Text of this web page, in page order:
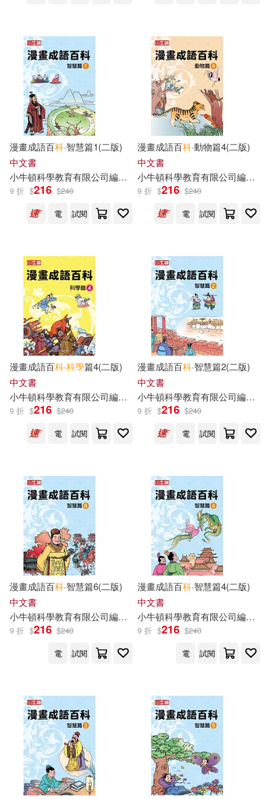
漫畫成語百科·智慧篇1(二版)
中文書
小牛頓科學教育有限公司編輯 團隊
9 折 $216 $240
電
試閱
漫畫成語百科·動物篇4(二版)
中文書
小牛頓科學教育有限公司編輯
9 折 $216 $240
電
試閱
漫畫成語百科·科學篇4(二版)
中文書
小牛頓科學教育有限公司編輯 團隊
9 折 $216 $240
電
試閱
漫畫成語百科·智慧篇2(二版)
中文書
小牛頓科學教育有限公司編輯
9 折 $216 $240
電
試閱
漫畫成語百科·智慧篇6(二版)
中文書
小牛頓科學教育有限公司編輯 團隊
9 折 $216 $240
電
試閱
漫畫成語百科·智慧篇4(二版)
中文書
小牛頓科學教育有限公司編輯
9 折 $216 $240
電
試閱